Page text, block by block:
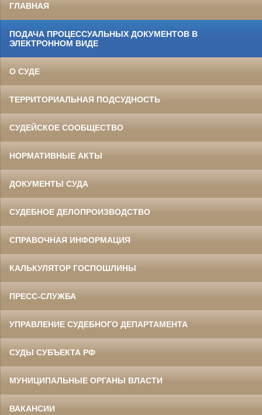
ГЛАВНАЯ
ПОДАЧА ПРОЦЕССУАЛЬНЫХ ДОКУМЕНТОВ В
ЭЛЕКТРОННОМ ВИДЕ
О СУДЕ
ТЕРРИТОРИАЛЬНАЯ ПОДСУДНОСТЬ
СУДЕЙСКОЕ СООБЩЕСТВО
НОРМАТИВНЫЕ АКТЫ
ДОКУМЕНТЫ СУДА
СУДЕБНОЕ ДЕЛОПРОИЗВОДСТВО
СПРАВОЧНАЯ ИНФОРМАЦИЯ
КАЛЬКУЛЯТОР ГОСПОШЛИНЫ
ПРЕСС-СЛУЖБА
УПРАВЛЕНИЕ СУДЕБНОГО ДЕПАРТАМЕНТА
СУДЫ СУБЪЕКТА РФ
МУНИЦИПАЛЬНЫЕ ОРГАНЫ ВЛАСТИ
ВАКАНСИИ